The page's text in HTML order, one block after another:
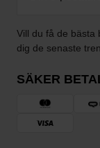
Vill du få de bästa
dig de senaste
SÄKER